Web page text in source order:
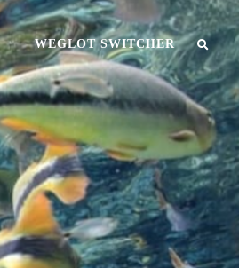
WEGLOT SWITCHER